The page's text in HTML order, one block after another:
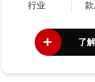
行业
了